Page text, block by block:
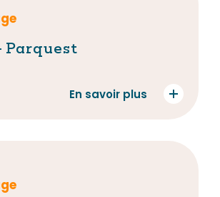
Parquest
En savoir plus